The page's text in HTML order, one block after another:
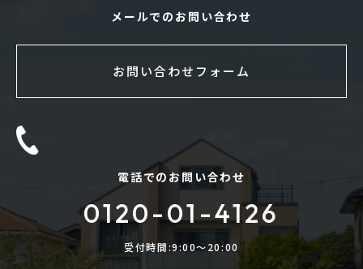
メールでのお問い合わせ
お問い合わせフォーム
電話でのお問い合わせ
0120-01-4126
受付時間:9:00〜20:00